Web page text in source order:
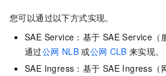
您可以通过以下方式实现。
SAE Service：基于 SAE Service（
通过公网 NLB 或公网 CLB 来实现。
SAE Ingress：基于 SAE Ingress（